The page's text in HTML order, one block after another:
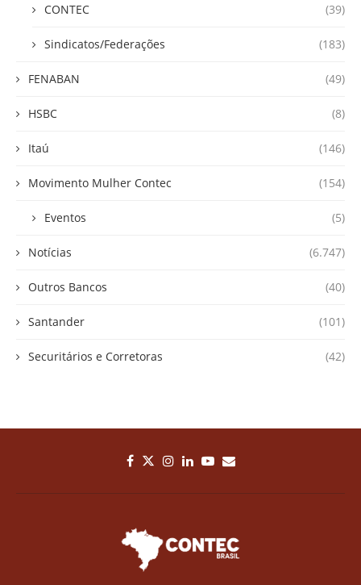
CONTEC (39)
Sindicatos/Federações (183)
FENABAN (49)
HSBC (8)
Itaú (146)
Movimento Mulher Contec (154)
Eventos (5)
Notícias (6.747)
Outros Bancos (40)
Santander (101)
Securitários e Corretoras (42)